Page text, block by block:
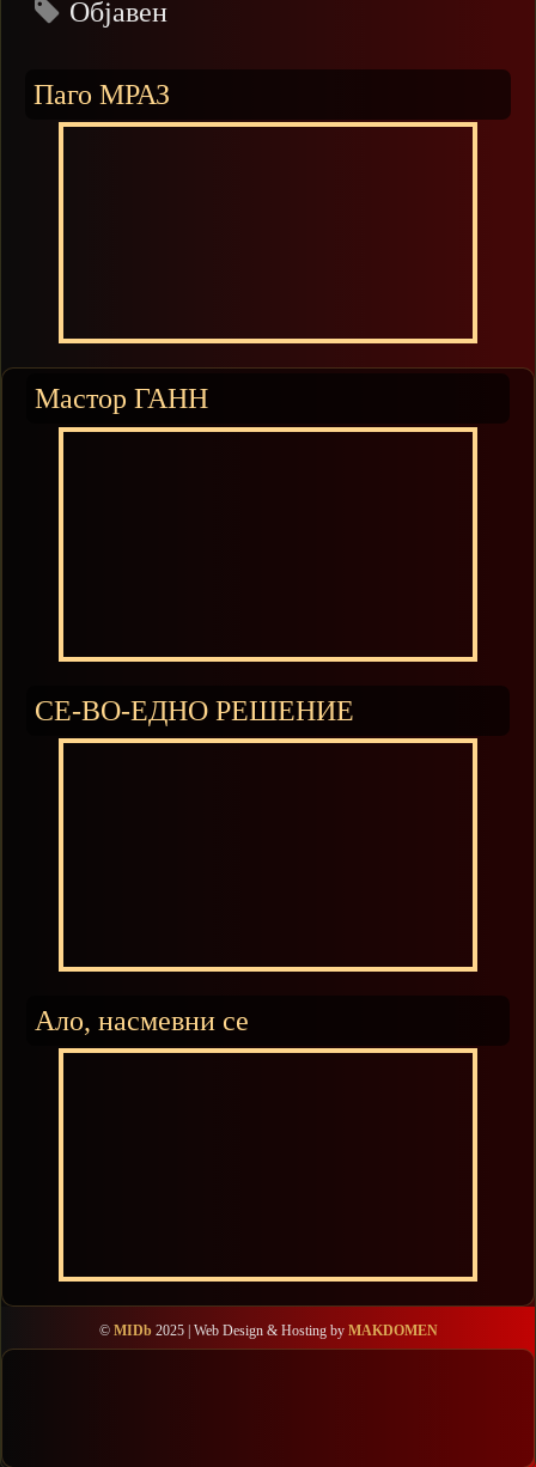
Објавен
Паго МРАЗ
Мастор ГАНН
СЕ-ВО-ЕДНО РЕШЕНИЕ
Ало, насмевни се
© MIDb 2025 | Web Design & Hosting by MAKDOMEN